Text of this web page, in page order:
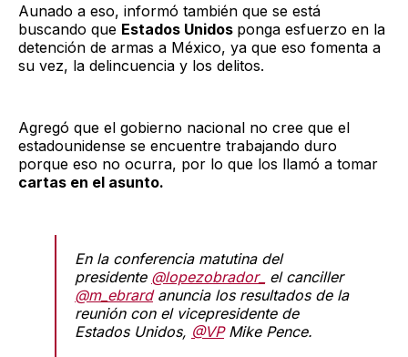
Aunado a eso, informó también que se está
buscando que Estados Unidos ponga esfuerzo en la
detención de armas a México, ya que eso fomenta a
su vez, la delincuencia y los delitos.
Agregó que el gobierno nacional no cree que el
estadounidense se encuentre trabajando duro
porque eso no ocurra, por lo que los llamó a tomar
cartas en el asunto.
En la conferencia matutina del
presidente @lopezobrador_ el canciller
@m_ebrardanuncia los resultados de la
reunión con el vicepresidente de
Estados Unidos, @VPMike Pence.